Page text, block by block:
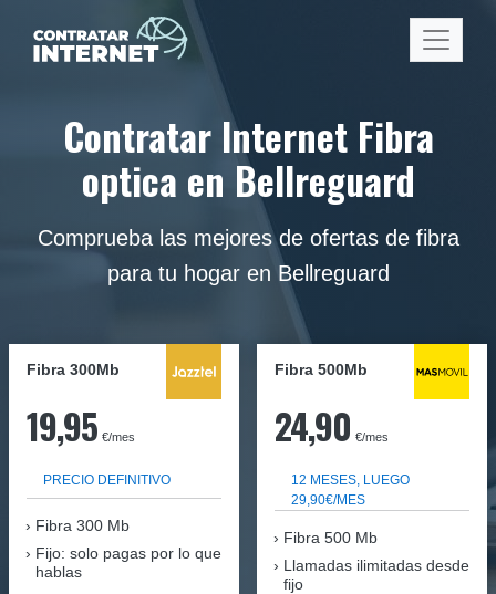
Contratar Internet Fibra
optica en Bellreguard
Comprueba las mejores de ofertas de fibra
para tu hogar en Bellreguard
Fibra 300Mb
19,95 €/mes
PRECIO DEFINITIVO
Fibra 300 Mb
Fijo: solo pagas por lo que
hablas
Fibra 500Mb
24,90 €/mes
12 MESES, LUEGO
29,90€/MES
Fibra 500 Mb
Llamadas ilimitadas desde
fijo